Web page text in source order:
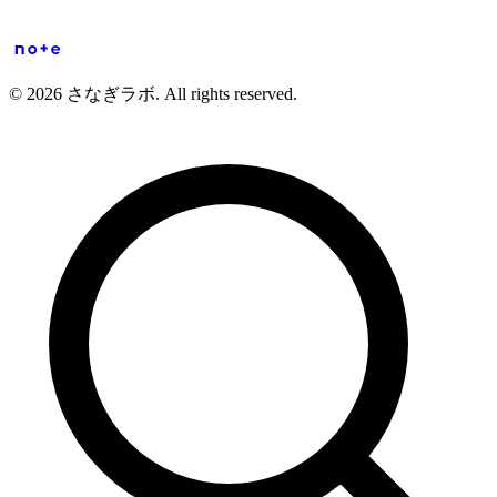
© 2026 さなぎラボ. All rights reserved.